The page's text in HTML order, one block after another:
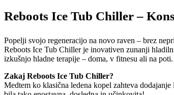
Reboots Ice Tub Chiller –
Popelji svojo regeneracijo na novo raven – brez
Reboots Ice Tub Chiller je inovativen zunanji
izkušnjo hladne terapije – doma, v fitnesu ali na poti.
Zakaj Reboots Ice Tub Chiller?
Medtem ko klasična ledena kopel zahteva